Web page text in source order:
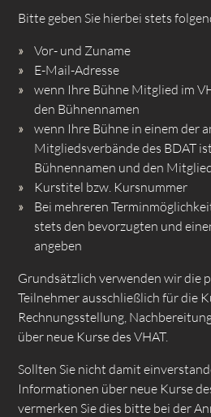
Bitte geben Sie hierbei stets
Vor- und Zuname
E-Mail-Adresse
wenn Ihre Bühne Mitglied im
den Bühnennamen
wenn Ihre Bühne in einem der
Mitgliedsverbände des BDAT
Bühnennamen und den
Kurstitel bzw. Kursnummer
Bei mehreren
stets den bevorzugten und
angeben
Grundsätzlich verwenden wir die
Teilnehmer ausschließlich für die
Rechnungsstellung,
über neue Kurse des VHAT.
Sollten Sie nicht damit
Informationen über neue Kurse
vermerken Sie dies bitte bei der